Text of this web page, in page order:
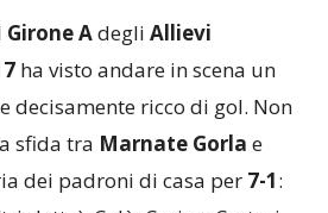
Girone Adegli Allievi
ha visto andare in scena un
decisamente ricco di gol. Non
sfida tra Marnate Gorla e
dei padroni di casa per 7-1: